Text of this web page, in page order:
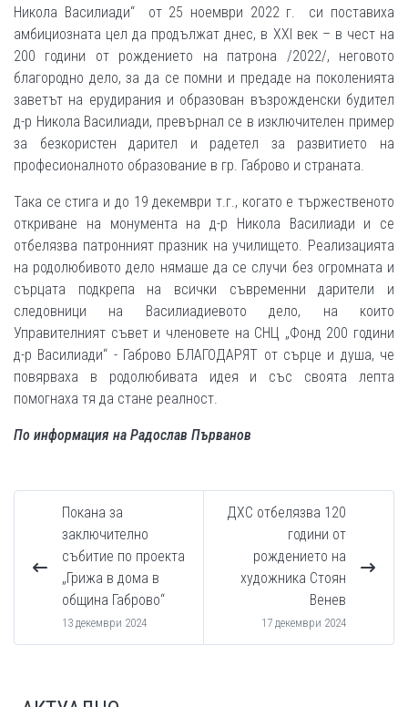
Никола Василиади“ от 25 ноември 2022 г. си поставиха
амбициозната цел да продължат днес, в ХХІ век – в чест на
200 години от рождението на патрона /2022/, неговото
благородно дело, за да се помни и предаде на поколенията
заветът на ерудирания и образован възрожденски будител
д-р Никола Василиади, превърнал се в изключителен пример
за безкористен дарител и радетел за развитието на
професионалното образование в гр. Габрово и страната.
Така се стига и до 19 декември т.г., когато е тържественото
откриване на монумента на д-р Никола Василиади и се
отбелязва патронният празник на училището. Реализацията
на родолюбивото дело нямаше да се случи без огромната и
сърцата подкрепа на всички съвременни дарители и
следовници на Василиадиевото дело, на които
Управителният съвет и членовете на СНЦ „Фонд 200 години
д-р Василиади“ - Габрово БЛАГОДАРЯТ от сърце и душа, че
повярваха в родолюбивата идея и със своята лепта
помогнаха тя да стане реалност.
По информация на Радослав Първанов
Покана за
заключително
събитие по проекта
„Грижа в дома в
община Габрово“
13 декември 2024
ДХС отбелязва 120
години от
рождението на
художника Стоян
Венев
17 декември 2024